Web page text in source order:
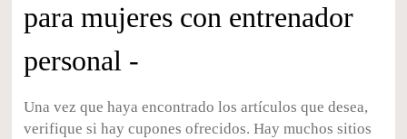
para mujerescon entrenador
personal -
Una vez que haya encontrado los artículos que desea,
verifique si hay cupones ofrecidos. Hay muchos sitios